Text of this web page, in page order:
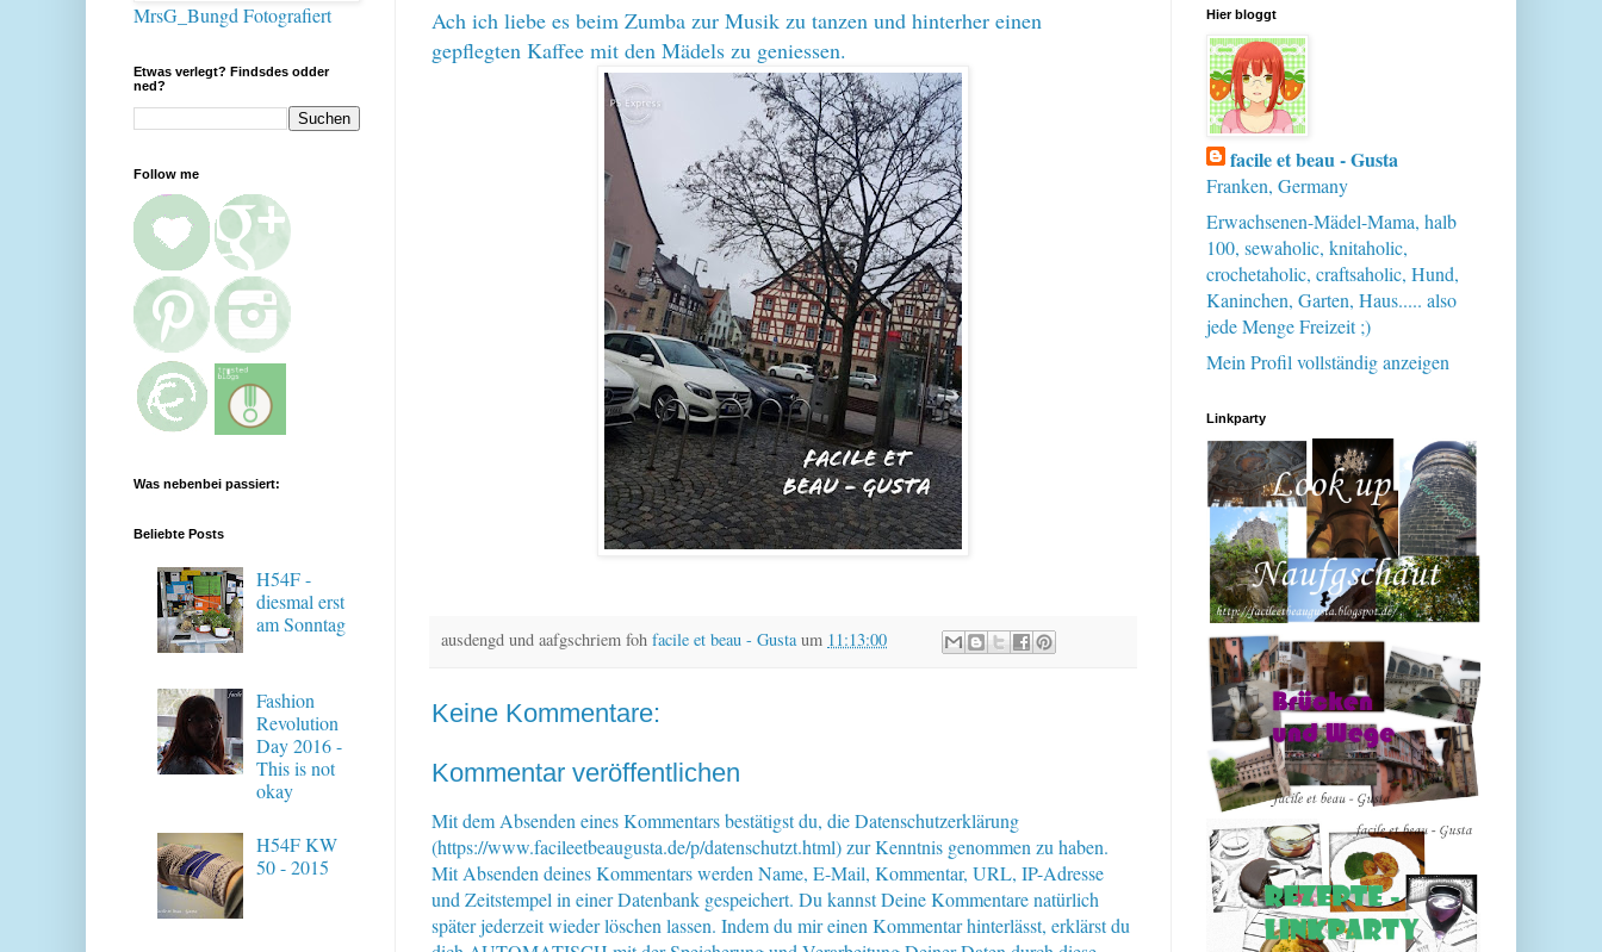
Ach ich liebe es beim Zumba zur Musik zu tanzen und hinterher einen
gepflegten Kaffee mit den Mädels zu geniessen.
ausdengd und aafgschriem foh facile et beau - Gusta um 11:13:00
Keine Kommentare:
Kommentar veröffentlichen
Mit dem Absenden eines Kommentars bestätigst du, die Datenschutzerklärung
(https://www.facileetbeaugusta.de/p/datenschutzt.html) zur Kenntnis genommen zu haben.
Mit Absenden deines Kommentars werden Name, E-Mail, Kommentar, URL, IP-Adresse
und Zeitstempel in einer Datenbank gespeichert. Du kannst Deine Kommentare natürlich
später jederzeit wieder löschen lassen. Indem du mir einen Kommentar hinterlässt, erklärst du
MrsG_Bungd Fotografiert
Etwas verlegt? Findsdes odder
ned?
Follow me
Was nebenbei passiert:
Beliebte Posts
H54F -
diesmal erst
am Sonntag
Fashion
Revolution
Day 2016 -
This is not
okay
H54F KW
50 - 2015
Hier bloggt
facile et beau - Gusta
Franken, Germany
Erwachsenen-Mädel-Mama, halb
100, sewaholic, knitaholic,
crochetaholic, craftsaholic, Hund,
Kaninchen, Garten, Haus..... also
jede Menge Freizeit ;)
Mein Profil vollständig anzeigen
Linkparty